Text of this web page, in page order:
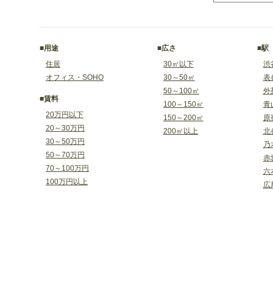
■用途
住居
オフィス・SOHO
■賃料
20万円以下
20～30万円
30～50万円
50～70万円
70～100万円
100万円以上
■広さ
30㎡以下
30～50㎡
50～100㎡
100～150㎡
150～200㎡
200㎡以上
■駅
渋
表
外
青
原
北
乃
赤
六
広